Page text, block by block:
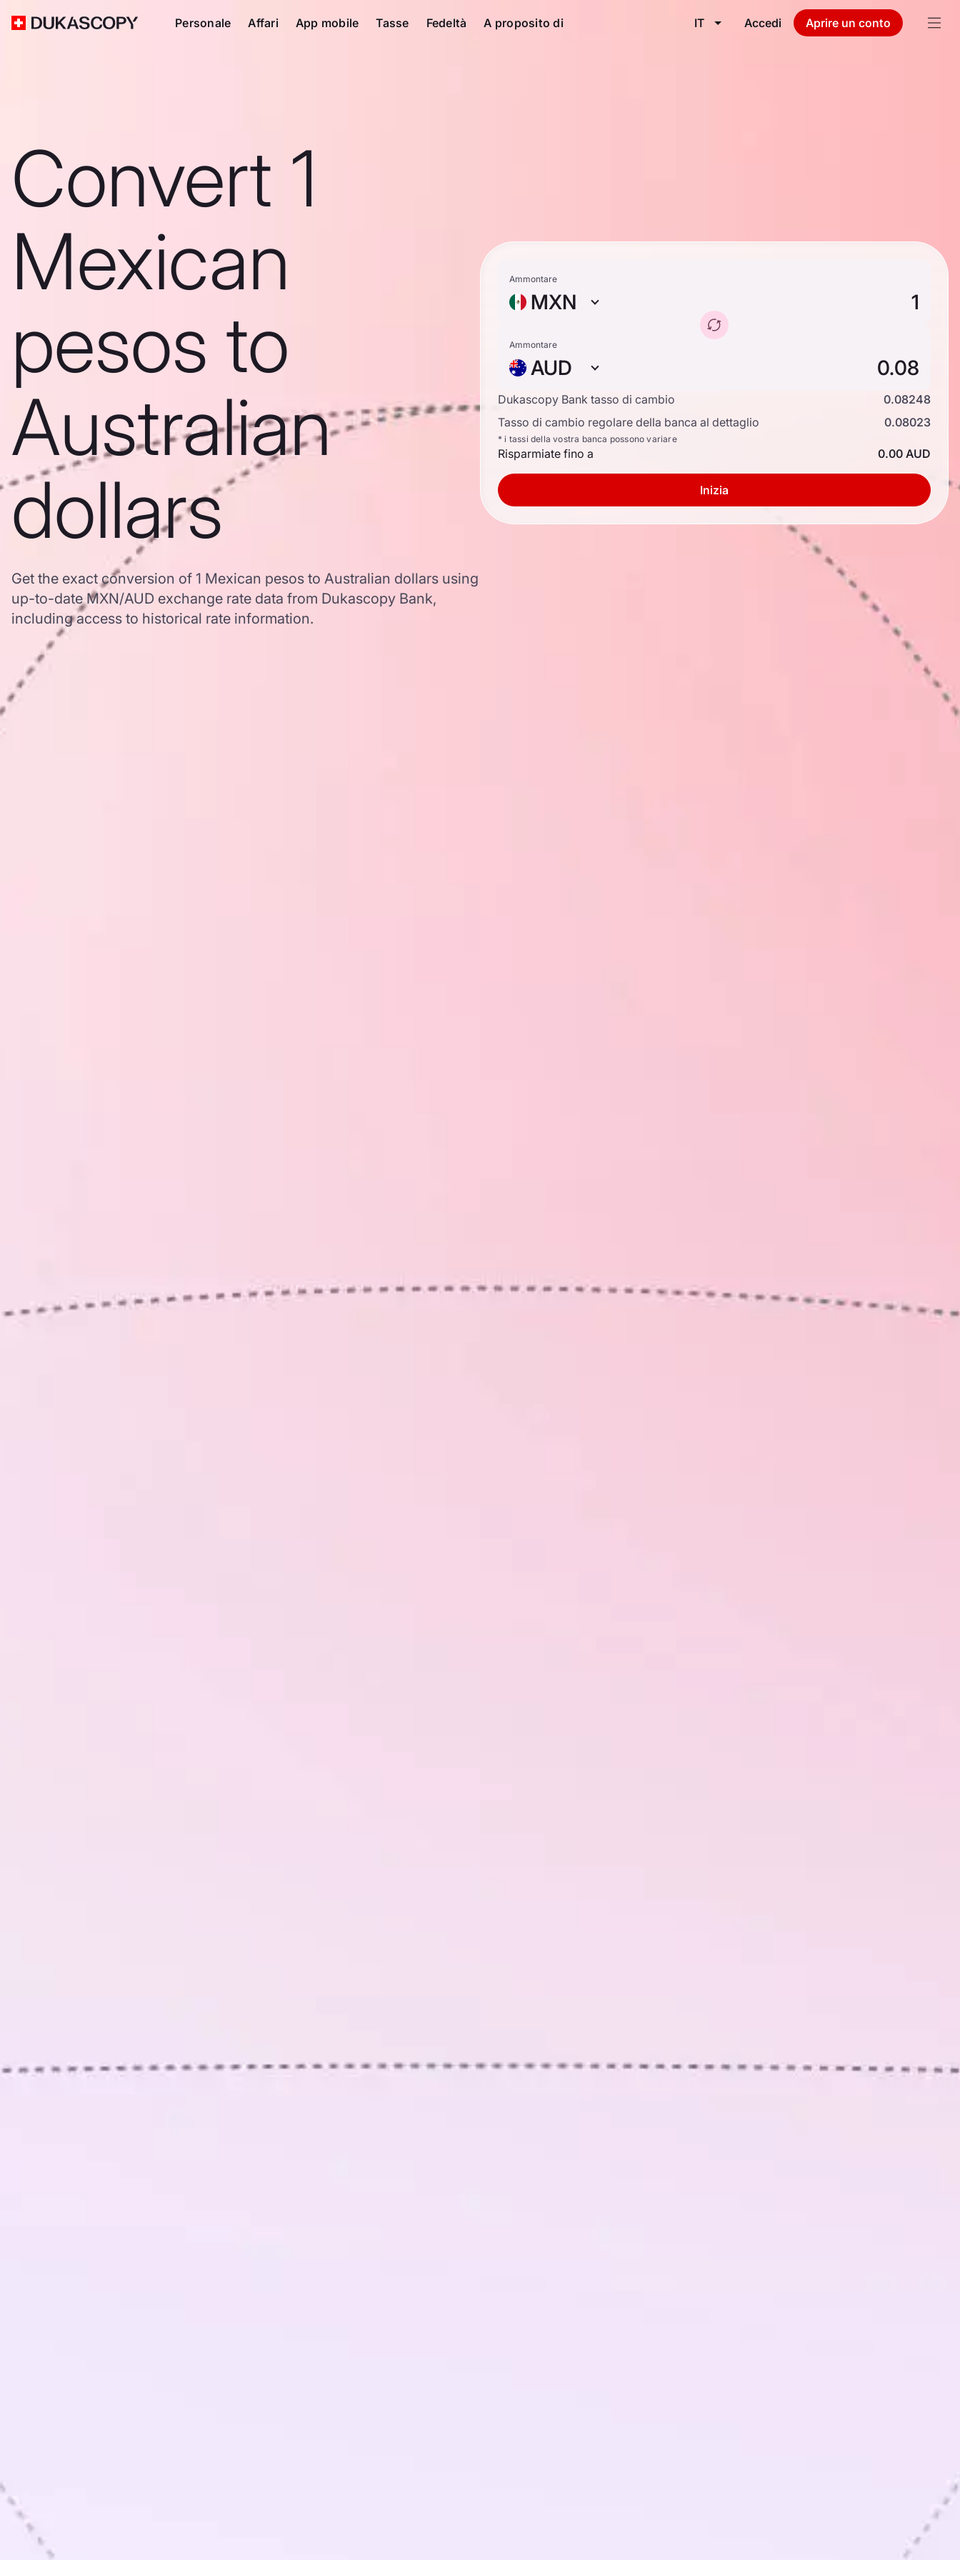
Personale Affari App mobile Tasse Fedeltà A proposito di IT Accedi Aprire un conto
Convert 1
Mexican
pesos to
Australian
dollars
Get the exact conversion of 1 Mexican pesos to Australian dollars using
up-to-date MXN/AUD exchange rate data from Dukascopy Bank,
including access to historical rate information.
Ammontare
MXN
Ammontare
AUD
Dukascopy Bank tasso di cambio
0.08248
Tasso di cambio regolare della banca al dettaglio
0.08023
* i tassi della vostra banca possono variare
Risparmiate fino a 0.00 AUD
Inizia